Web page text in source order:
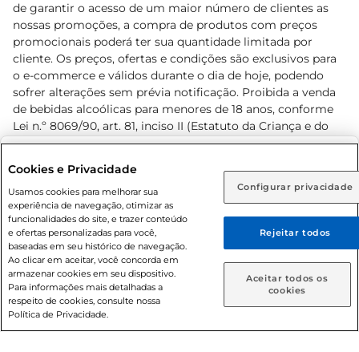
Rio de Janeiro (RJ) Goiás (GO)
Ou
Caso queira comprar online, informe como deseja receber
suas compras:
Entrega em casa Retire em Loja
de garantir o acesso de um maior número de clientes as
nossas promoções, a compra de produtos com preços
promocionais poderá ter sua quantidade limitada por
cliente. Os preços, ofertas e condições são exclusivos para
o e-commerce e válidos durante o dia de hoje, podendo
sofrer alterações sem prévia notificação. Proibida a venda
de bebidas alcoólicas para menores de 18 anos, conforme
Lei n.º 8069/90, art. 81, inciso II (Estatuto da Criança e do
Adolescente). Preços e condições exclusivos para o
prévio. O valor mínimo para as compras on-line é de R$
80,00.
© 2026 Copyright. Todos os direitos
reservados Prezunic.
Cookies e Privacidade
Usamos cookies para melhorar sua
experiência de navegação, otimizar as
funcionalidades do site, e trazer conteúdo
e ofertas personalizadas para você,
baseadas em seu histórico de navegação.
Ao clicar em aceitar, você concorda em
armazenar cookies em seu dispositivo.
Para informações mais detalhadas a
respeito de cookies, consulte nossa
Política de Privacidade.
Configurar privacidade
Rejeitar todos
Aceitar todos os
cookies